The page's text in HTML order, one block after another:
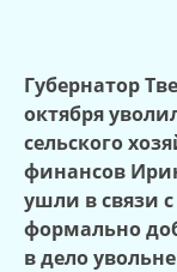
Губернатор
октября
сельского
финансов
ушли в связи
формально
в дело